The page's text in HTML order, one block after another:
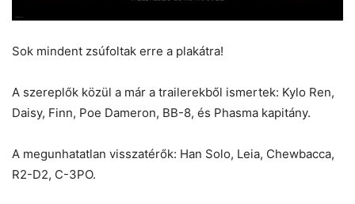
Sok mindent zsúfoltak erre a plakátra!
A szereplők közül a már a trailerekből ismertek: Kylo Ren,
Daisy, Finn, Poe Dameron, BB-8, és Phasma kapitány.
A megunhatatlan visszatérők: Han Solo, Leia, Chewbacca,
R2-D2, C-3PO.